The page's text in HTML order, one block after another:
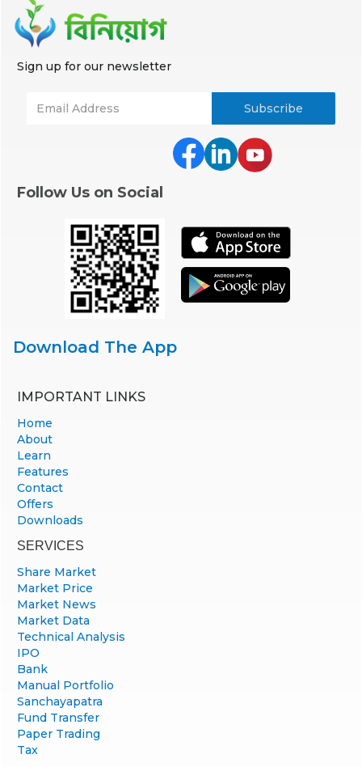
Sign up for our newsletter
Follow Us on Social
Download The App
IMPORTANT LINKS
Home
About
Learn
Features
Contact
Offers
Downloads
SERVICES
Share Market
Market Price
Market News
Market Data
Technical Analysis
IPO
Bank
Manual Portfolio
Sanchayapatra
Fund Transfer
Paper Trading
Tax